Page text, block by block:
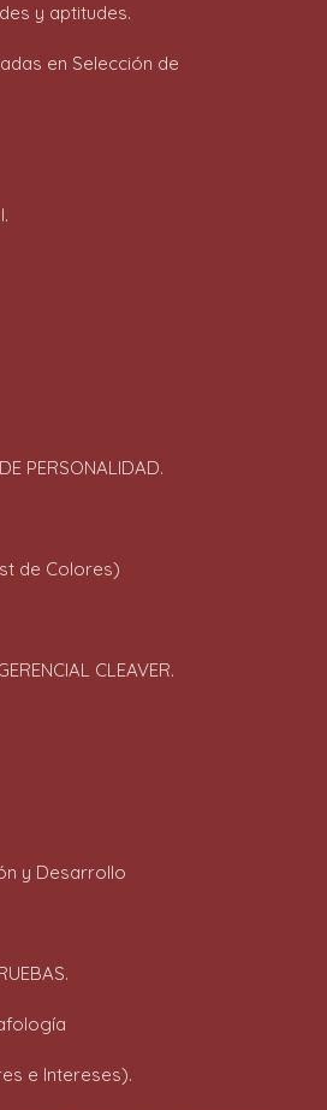
y aptitudes.
en Selección de
PERSONALIDAD.
de Colores)
CLEAVER.
y Desarrollo
e Intereses).